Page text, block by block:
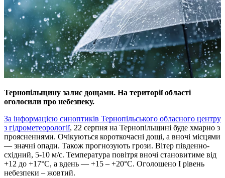
Тернопільщину залиє дощами. На території області
оголосили про небезпеку.
За інформацією синоптиків Тернопільського обласного центру
з гідрометеорології, 22 серпня на Тернопільщині буде хмарно з
проясненнями. Очікуються короткочасні дощі, а вночі місцями
— значні опади. Також прогнозують грози. Вітер південно-
східний, 5-10 м/с. Температура повітря вночі становитиме від
+12 до +17°C, а вдень — +15 – +20°C. Оголошено I рівень
небезпеки – жовтий.